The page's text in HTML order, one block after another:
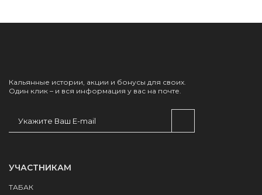
Кальянные истории, акции и бонусы для своих.
Один клик – и вся информация у вас на почте.
УЧАСТНИКАМ
ТАБАК